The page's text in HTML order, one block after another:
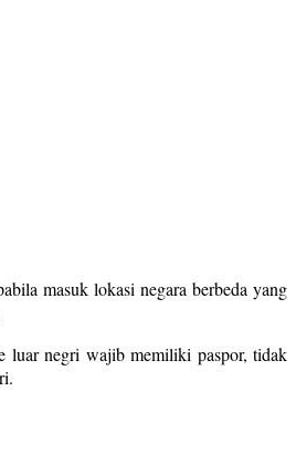
masuk lokasi negara berbeda yang
luar negri wajib memiliki paspor, tidak